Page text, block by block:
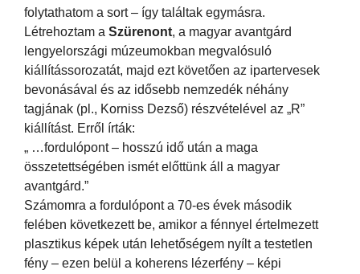
folytathatom a sort – így találtak egymásra.
Létrehoztam a Szürenont, a magyar avantgárd
lengyelországi múzeumokban megvalósuló
kiállítássorozatát, majd ezt követően az ipartervesek
bevonásával és az idősebb nemzedék néhány
tagjának (pl., Korniss Dezső) részvételével az „R”
kiállítást. Erről írták:
„ …fordulópont – hosszú idő után a maga
összetettségében ismét előttünk áll a magyar
avantgárd.”
Számomra a fordulópont a 70-es évek második
felében következett be, amikor a fénnyel értelmezett
plasztikus képek után lehetőségem nyílt a testetlen
fény – ezen belül a koherens lézerfény – képi